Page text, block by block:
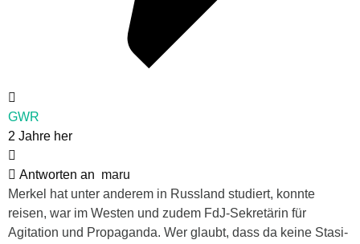
GWR
2 Jahre her
Antworten an maru
Merkel hat unter anderem in Russland studiert, konnte
reisen, war im Westen und zudem FdJ-Sekretärin für
Agitation und Propaganda. Wer glaubt, dass da keine Stasi-